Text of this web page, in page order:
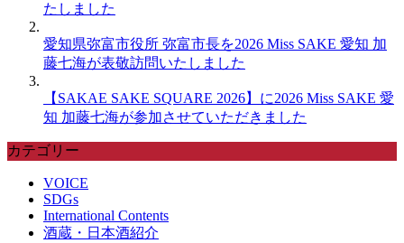
たしました
愛知県弥富市役所 弥富市長を2026 Miss SAKE 愛知 加
藤七海が表敬訪問いたしました
【SAKAE SAKE SQUARE 2026】に2026 Miss SAKE 愛
知 加藤七海が参加させていただきました
カテゴリー
VOICE
SDGs
International Contents
酒蔵・日本酒紹介